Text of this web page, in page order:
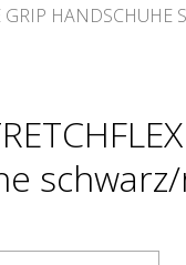
HANDSCHUHE